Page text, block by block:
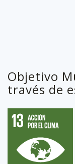
Objetivo
través de